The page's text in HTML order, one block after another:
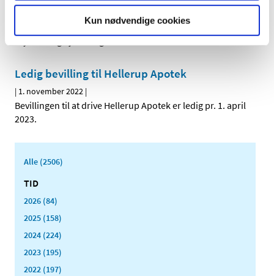
Kun nødvendige cookies
Ibrutinib øger risikoen for fatale og alvorlige kardielle
Ledig bevilling til Hellerup Apotek
| 1. november 2022 |
Bevillingen til at drive Hellerup Apotek er ledig pr. 1. april
2023.
Alle (2506)
TID
2026 (84)
2025 (158)
2024 (224)
2023 (195)
2022 (197)